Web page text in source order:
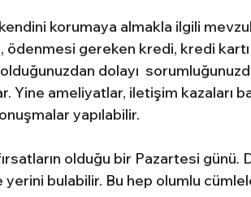
korumaya almakla ilgili
ödenmesi gereken kredi, kredi
dolayı
Yine ameliyatlar, iletişim kazaları
yapılabilir.
olduğu bir Pazartesi
bulabilir. Bu hep olumlu